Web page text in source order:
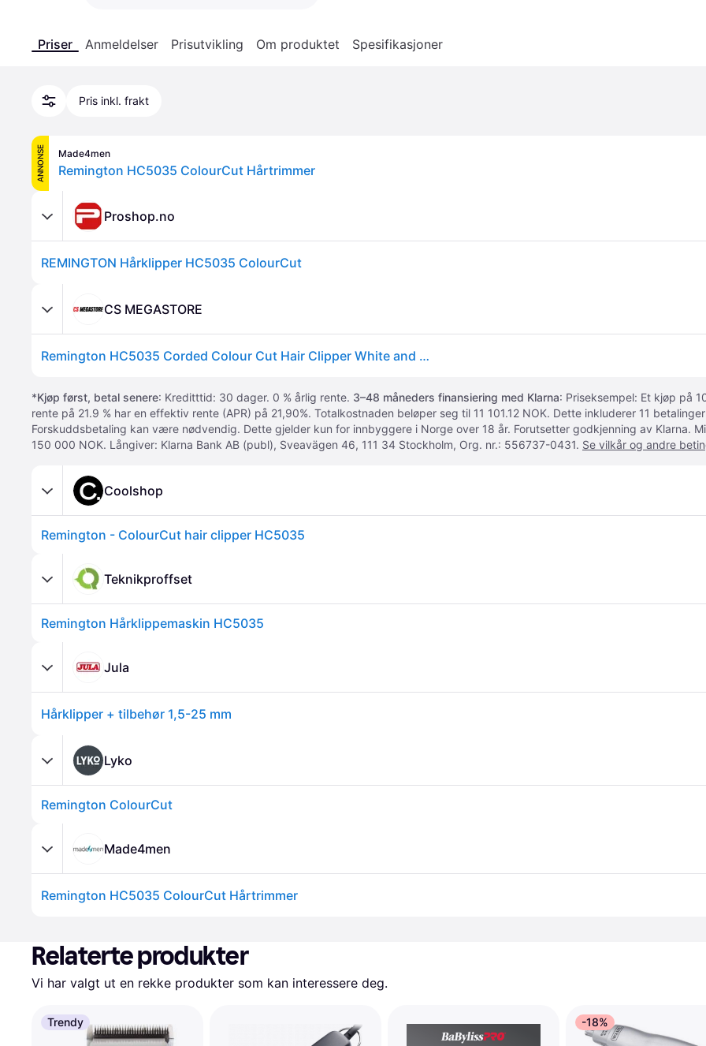
Priser Anmeldelser Prisutvikling Om produktet Spesifikasjoner
Pris inkl. frakt
ANNONSE Made4men
Remington HC5035 ColourCut Hårtrimmer
Proshop.no
REMINGTON Hårklipper HC5035 ColourCut
CS MEGASTORE
Remington HC5035 Corded Colour Cut Hair Clipper White and Grey
*Kjøp først, betal senere: Kreditttid: 30 dager. 0 % årlig rente. 3–48 måneders finansiering med Klarna: Priseksempel: Et kjøp på
rente på 21.9 % har en effektiv rente (APR) på 21,90%. Totalkostnaden beløper seg til 11 101.12 NOK. Dette inkluderer 11
Forskuddsbetaling kan være nødvendig. Dette gjelder kun for innbyggere i Norge over 18 år. Forutsetter godkjenning av Klarna.
150 000 NOK. Långiver: Klarna Bank AB (publ), Sveavägen 46, 111 34 Stockholm, Org. nr.: 556737-0431. Se vilkår og andre
Coolshop
Remington - ColourCut hair clipper HC5035
Teknikproffset
Remington Hårklippemaskin HC5035
Jula
Hårklipper + tilbehør 1,5-25 mm
Lyko
Remington ColourCut
Made4men
Remington HC5035 ColourCut Hårtrimmer
Relaterte produkter
Vi har valgt ut en rekke produkter som kan interessere deg.
Trendy -18%